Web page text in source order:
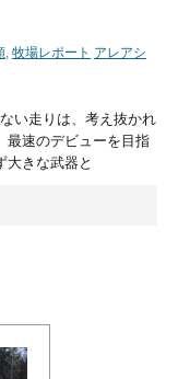
牧場レポート アレアシ
い走りは、考え抜かれ
最速のデビューを目指
大きな武器と